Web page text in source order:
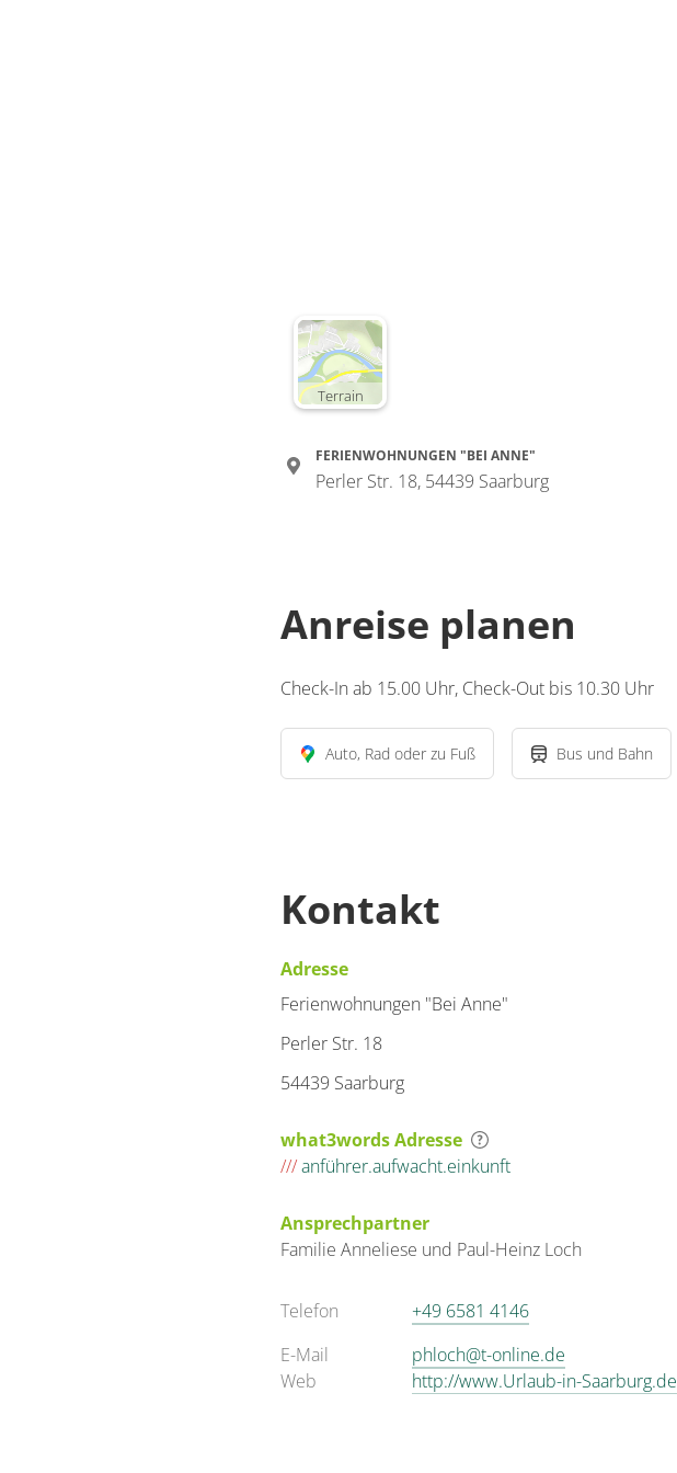
Terrain
FERIENWOHNUNGEN "BEI ANNE"
Perler Str. 18, 54439 Saarburg
Anreise planen
Check-In ab 15.00 Uhr, Check-Out bis 10.30 Uhr
Auto, Rad oder zu Fuß Bus und Bahn
Kontakt
Adresse
Ferienwohnungen "Bei Anne"
Perler Str. 18
54439 Saarburg
what3words Adresse
///anführer.aufwacht.einkunft
Ansprechpartner
Familie Anneliese und Paul-Heinz Loch
Telefon
+49 6581 4146
E-Mail
phloch@t-online.de
Web
http://www.Urlaub-in-Saarburg.de